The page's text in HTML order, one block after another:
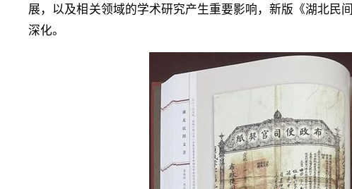
展，以及相关领域的学术研究产生重要影响，新版《湖北民
深化。